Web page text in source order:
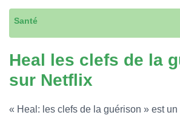
Santé
Heal les clefs de la
sur Netflix
« Heal: les clefs de la guérison » est